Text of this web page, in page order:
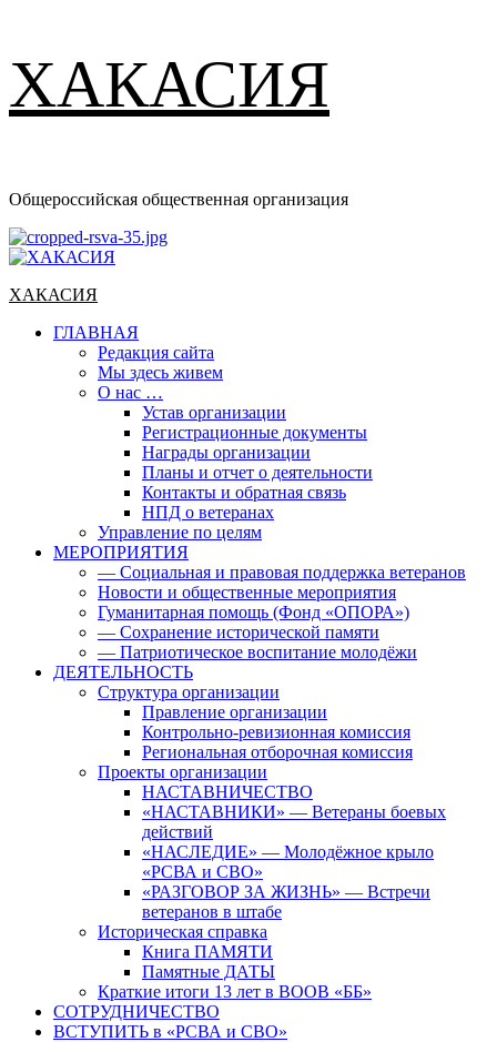
ХАКАСИЯ
Общероссийская общественная организация
Основное
ХАКАСИЯ
ГЛАВНАЯ
Редакция сайта
Мы здесь живем
О нас …
Устав организации
Регистрационные документы
Награды организации
Планы и отчет о деятельности
Контакты и обратная связь
НПД о ветеранах
Управление по целям
МЕРОПРИЯТИЯ
— Социальная и правовая поддержка ветеранов
Новости и общественные мероприятия
Гуманитарная помощь (Фонд «ОПОРА»)
— Сохранение исторической памяти
— Патриотическое воспитание молодёжи
ДЕЯТЕЛЬНОСТЬ
Структура организации
Правление организации
Контрольно-ревизионная комиссия
Региональная отборочная комиссия
Проекты организации
НАСТАВНИЧЕСТВО
«НАСТАВНИКИ» — Ветераны боевых
действий
«НАСЛЕДИЕ» — Молодёжное крыло
«РСВА и СВО»
«РАЗГОВОР ЗА ЖИЗНЬ» — Встречи
ветеранов в штабе
Историческая справка
Книга ПАМЯТИ
Памятные ДАТЫ
Краткие итоги 13 лет в ВООВ «ББ»
СОТРУДНИЧЕСТВО
ВСТУПИТЬ в «РСВА и СВО»